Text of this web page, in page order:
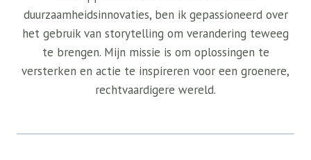
duurzaamheidsinnovaties, ben ik gepassioneerd over
het gebruik van storytelling om verandering teweeg
te brengen. Mijn missie is om oplossingen te
versterken en actie te inspireren voor een groenere,
rechtvaardigere wereld.